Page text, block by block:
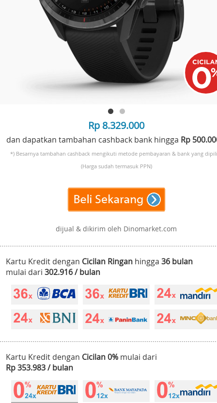
Rp 8.329.000
dan dapatkan tambahan cashback bank hingga Rp
*) Besarnya tambahan cashback mengikuti metode pembayaran & bank yang
(Harga sudah termasuk PPN)
dijual & dikirim oleh Dinomarket.com
Kartu Kredit dengan Cicilan Ringan hingga 36 bulan
mulai dari 302.916 / bulan
Kartu Kredit dengan Cicilan 0% mulai dari
Rp 353.983 / bulan